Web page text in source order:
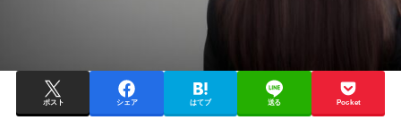
ポスト シェア はてブ 送る Pocket